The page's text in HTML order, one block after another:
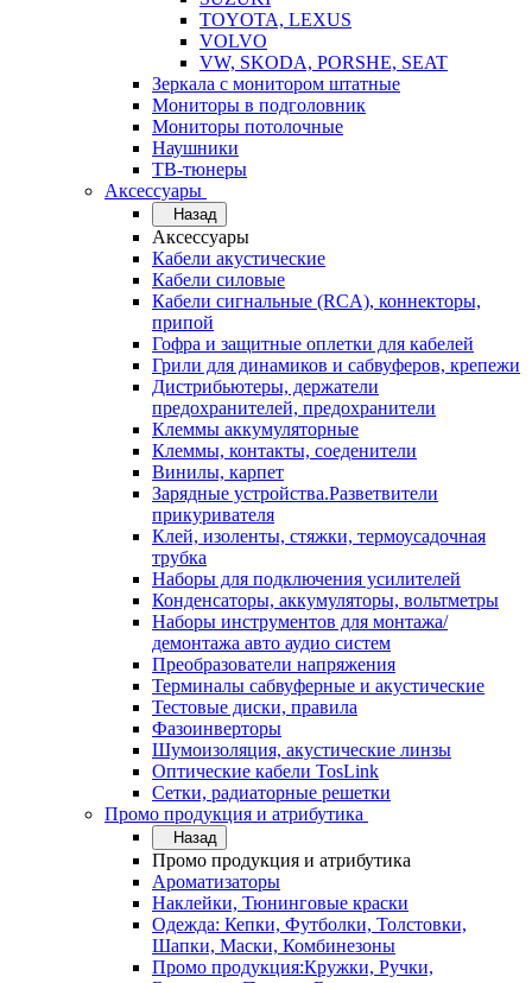
TOYOTA, LEXUS
VOLVO
VW, SKODA, PORSHE, SEAT
Зеркала с монитором штатные
Мониторы в подголовник
Мониторы потолочные
Наушники
ТВ-тюнеры
Аксессуары
Назад
Аксессуары
Кабели акустические
Кабели силовые
Кабели сигнальные (RCA), коннекторы,
припой
Гофра и защитные оплетки для кабелей
Грили для динамиков и сабвуферов, крепежи
Дистрибьютеры, держатели
предохранителей, предохранители
Клеммы аккумуляторные
Клеммы, контакты, соеденители
Винилы, карпет
Зарядные устройства.Разветвители
прикуривателя
Клей, изоленты, стяжки, термоусадочная
трубка
Наборы для подключения усилителей
Конденсаторы, аккумуляторы, вольтметры
Наборы инструментов для монтажа/
демонтажа авто аудио систем
Преобразователи напряжения
Терминалы сабвуферные и акустические
Тестовые диски, правила
Фазоинверторы
Шумоизоляция, акустические линзы
Оптические кабели TosLink
Сетки, радиаторные решетки
Промо продукция и атрибутика
Назад
Промо продукция и атрибутика
Ароматизаторы
Наклейки, Тюнинговые краски
Одежда: Кепки, Футболки, Толстовки,
Шапки, Маски, Комбинезоны
Промо продукция:Кружки, Ручки,